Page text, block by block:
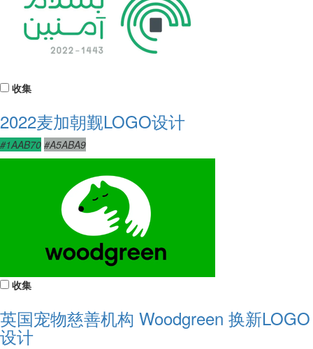
收集
2022麦加朝觐LOGO设计
#1AAB70 #A5ABA9
收集
英国宠物慈善机构 Woodgreen 换新LOGO
设计